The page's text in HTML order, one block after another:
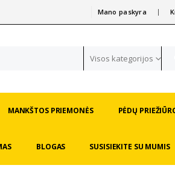
Mano paskyra
Visos kategorijos
MANKŠTOS PRIEMONĖS PĖDŲ
BLOGAS SUSISIEKITE SU MUMIS